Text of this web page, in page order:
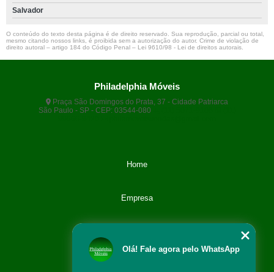
Salvador
O conteúdo do texto desta página é de direito reservado. Sua reprodução, parcial ou total,
mesmo citando nossos links, é proibida sem a autorização do autor. Crime de violação de
direito autoral – artigo 184 do Código Penal – Lei 9610/98 - Lei de direitos autorais
Philadelphia Móveis
Praça São Domingos do Prata, 37 - Cidade Patriarca
São Paulo - SP - CEP: 03544-080
Home
Empresa
Olá! Fale agora pelo WhatsApp